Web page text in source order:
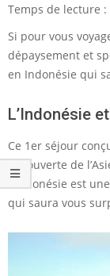
Temps de lecture :
Si pour vous
dépaysement et
en Indonésie qui
L’Indonésie
Ce 1er séjour
découverte de
L’Indonésie est
qui saura vous